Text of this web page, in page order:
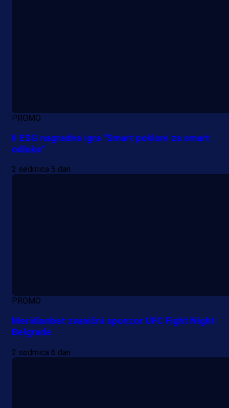
PROMO
II ESG nagradna igra "Smart pokloni za smart
odluke"
2 sedmica 5 dan
PROMO
Meridianbet zvanični sponzor UFC Fight Night
Belgrade
2 sedmica 6 dan